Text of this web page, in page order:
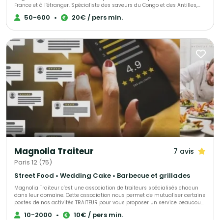
France et à l’étranger. Spécialiste des saveurs du Congo et des Antilles,
nous mettons également à l’honneur les délices culinaires de toute
l’Afrique. Notre objectif : faire de votre projet une réussite totale, en vous
directement à domicile. - L'animation d'ateliers culinaires, adaptés aux
amateurs comme aux experts. - Des services sur mesure dédiés aux
inoubliable aux saveurs africaines.
50-600 • 20€ / pers min.
Magnolia Traiteur 7 avis
Paris 12 (75)
Street Food • Wedding Cake • Barbecue et grillades
Magnolia Traiteur c’est une association de traiteurs spécialisés chacun
dans leur domaine. Cette association nous permet de mutualiser certains
postes de nos activités TRAITEUR pour vous proposer un service beaucoup
plus performant à tous les niveaux, LES AVANTAGES pour mieux vous
servir : - Un standard commun pour une réponse immédiate à vos10-2000 • 10€ / pers min.